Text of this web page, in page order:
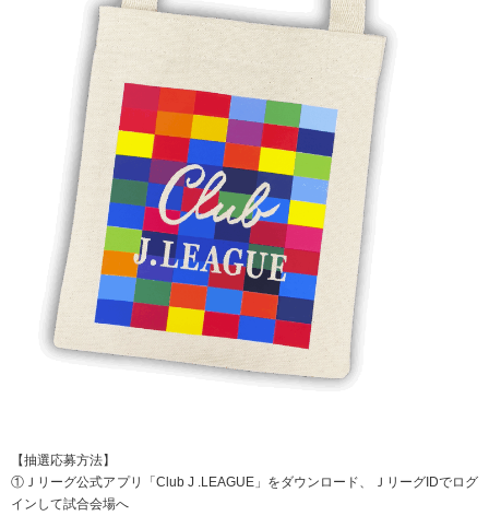
【抽選応募方法】
①Ｊリーグ公式アプリ「Club J .LEAGUE」をダウンロード、ＪリーグIDでログ
インして試合会場へ